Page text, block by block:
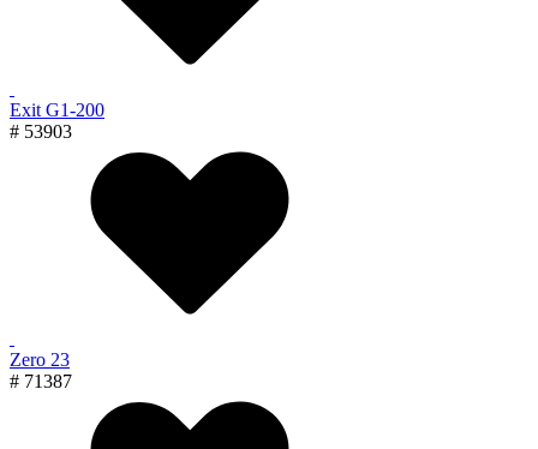
Exit G1-200
# 53903
Zero 23
# 71387